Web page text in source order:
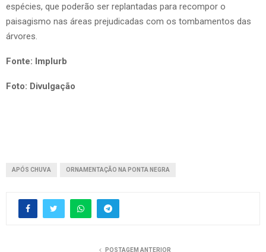
espécies, que poderão ser replantadas para recompor o
paisagismo nas áreas prejudicadas com os tombamentos das
árvores.
Fonte: Implurb
Foto: Divulgação
APÓS CHUVA ORNAMENTAÇÃO NA PONTA NEGRA
POSTAGEM ANTERIOR